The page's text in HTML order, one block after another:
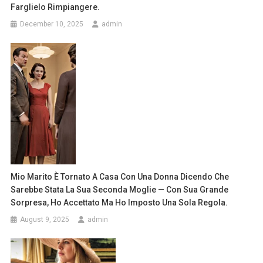
Farglielo Rimpiangere.
December 10, 2025 admin
Mio Marito È Tornato A Casa Con Una Donna Dicendo Che
Sarebbe Stata La Sua Seconda Moglie — Con Sua Grande
Sorpresa, Ho Accettato Ma Ho Imposto Una Sola Regola.
August 9, 2025 admin